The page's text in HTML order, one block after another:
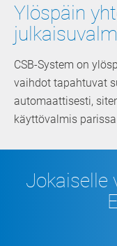
Ylöspäin
CSB-System on
vaihdot tapahtuvat
automaattisesti,
käyttövalmis
Jokaiselle